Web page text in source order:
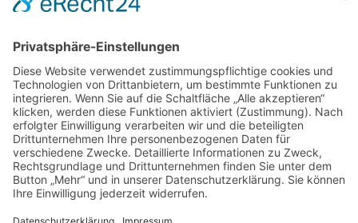
Artikelnummer:4146-2-OSTEOLETIC-SPECIAL-
Folgen Sie uns auf Instagram
Aloha Ohana